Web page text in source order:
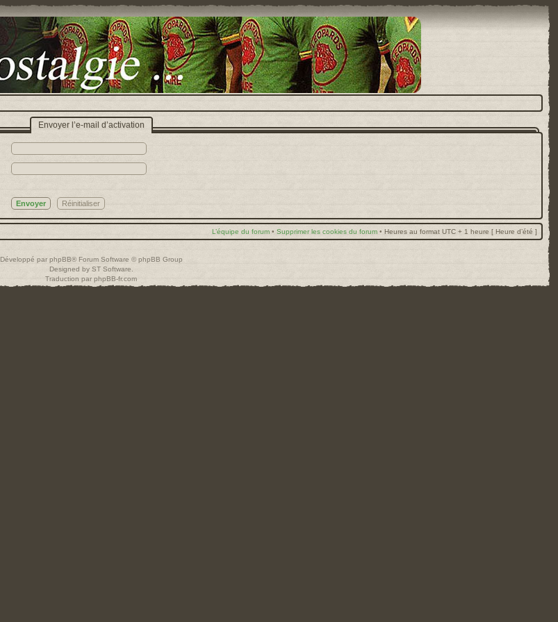
Envoyer l’e-mail d’activation
L’équipe du forum • Supprimer les cookies du forum • Heures au format UTC + 1 heure [ Heure d’été ]
Développé par phpBB® Forum Software © phpBB Group
Designed by ST Software
Traduction parphpBB-fr.com